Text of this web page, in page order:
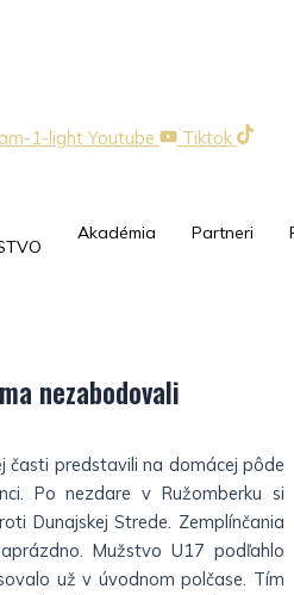
1-light Youtube Tiktok
Akadémia Partneri
nezabodovali
predstavili na domácej pôde
Po nezdare v Ružomberku si
Dunajskej Strede. Zemplínčania
Mužstvo U17 podľahlo
už v úvodnom polčase. Tím